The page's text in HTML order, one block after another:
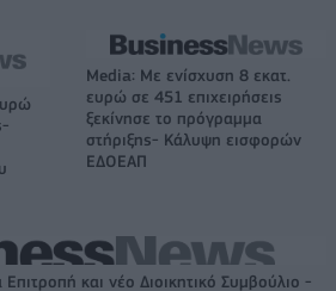
Media: Με ενίσχυση 8 εκατ.
ευρώ σε 451 επιχειρήσεις
ξεκίνησε το πρόγραμμα
στήριξης- Κάλυψη εισφορών
ΕΔΟΕΑΠ
και νέο Διοικητικό Συμβούλιο -